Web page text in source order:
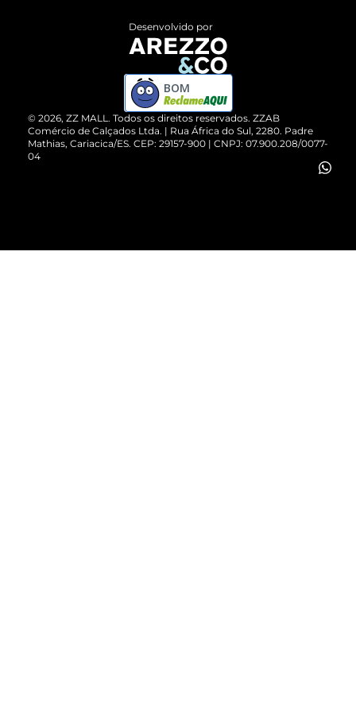
ZZ MALL é confiável
Cartão Presente
Vendas Corporativas
Devolução do Produto
Compre pelo WhatsApp
© 2026, ZZ MALL. Todos os direitos reservados. ZZAB
Comércio de Calçados Ltda. | Rua África do Sul, 2280. Padre
Mathias, Cariacica/ES. CEP: 29157-900 | CNPJ: 07.900.208/0077-
04
Desenvolvido por
BOM